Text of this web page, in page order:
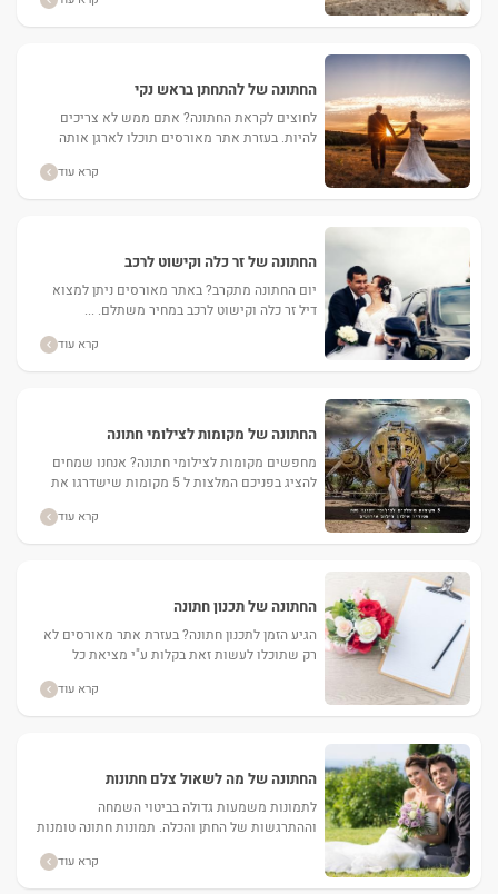
החתונה של להתחתן בראש נקי
לחוצים לקראת החתונה? אתם ממש לא צריכים
להיות. בעזרת אתר מאורסים תוכלו לארגן אותה
קרא עוד
החתונה של זר כלה וקישוט לרכב
יום החתונה מתקרב? באתר מאורסים ניתן למצוא
דיל זר כלה וקישוט לרכב במחיר משתלם. ...
קרא עוד
החתונה של מקומות לצילומי חתונה
מחפשים מקומות לצילומי חתונה? אנחנו שמחים
להציג בפניכם המלצות ל 5 מקומות שישדרגו את
קרא עוד
החתונה של תכנון חתונה
הגיע הזמן לתכנון חתונה? בעזרת אתר מאורסים לא
רק שתוכלו לעשות זאת בקלות ע"י מציאת כל
קרא עוד
החתונה של מה לשאול צלם חתונות
לתמונות משמעות גדולה בביטוי השמחה
וההתרגשות של החתן והכלה. תמונות חתונה טומנות
קרא עוד